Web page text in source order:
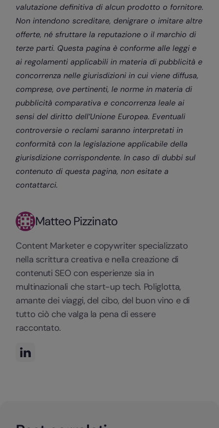
valutazione definitiva di alcun prodotto o fornitore.
Non intendono screditare, denigrare o imitare altre
offerte, né sfruttare la reputazione o il marchio di
terze parti. Questa pagina è conforme alle leggi e
ai regolamenti applicabili in materia di pubblicità e
concorrenza nelle giurisdizioni in cui viene diffusa,
comprese, ove pertinenti, le norme in materia di
pubblicità comparativa e concorrenza leale ai
sensi del diritto dell’Unione Europea. Eventuali
controversie o reclami saranno interpretati in
conformità con la legislazione applicabile della
giurisdizione corrispondente. In caso di dubbi sul
contenuto di questa pagina, non esitate a
contattarci.
Matteo Pizzinato
Content Marketer e copywriter specializzato
nella scrittura creativa e nella creazione di
contenuti SEO con esperienze sia in
multinazionali che start-up tech. Poliglotta,
amante dei viaggi, del cibo, del buon vino e di
tutto ciò che valga la pena di essere
raccontato.